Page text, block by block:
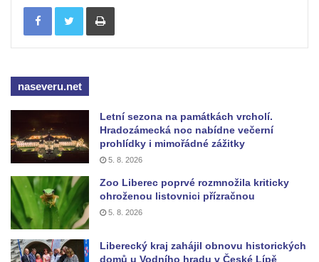
Pohl, továrna na gumové stuhy
Franz Frenzel, továrna na nože
Mikulášovicích – Josef Kunert & synové,
Schodiště ke kostelu Nanebevzetí Panny
Marie ve Vilémově
Obří sud v Lázních Libverda
Lázeňský dům Jizera čp. 116 v Lázních
Libverda
Lázeňský dům Depandance Vodoléčba čp.
Tisknout
naseveru.net
Letní sezona na památkách vrcholí.
Hradozámecká noc nabídne večerní
prohlídky i mimořádné zážitky
5. 8. 2026
Zoo Liberec poprvé rozmnožila kriticky
ohroženou listovnici přízračnou
5. 8. 2026
Liberecký kraj zahájil obnovu historických
domů u Vodního hradu v České Lípě